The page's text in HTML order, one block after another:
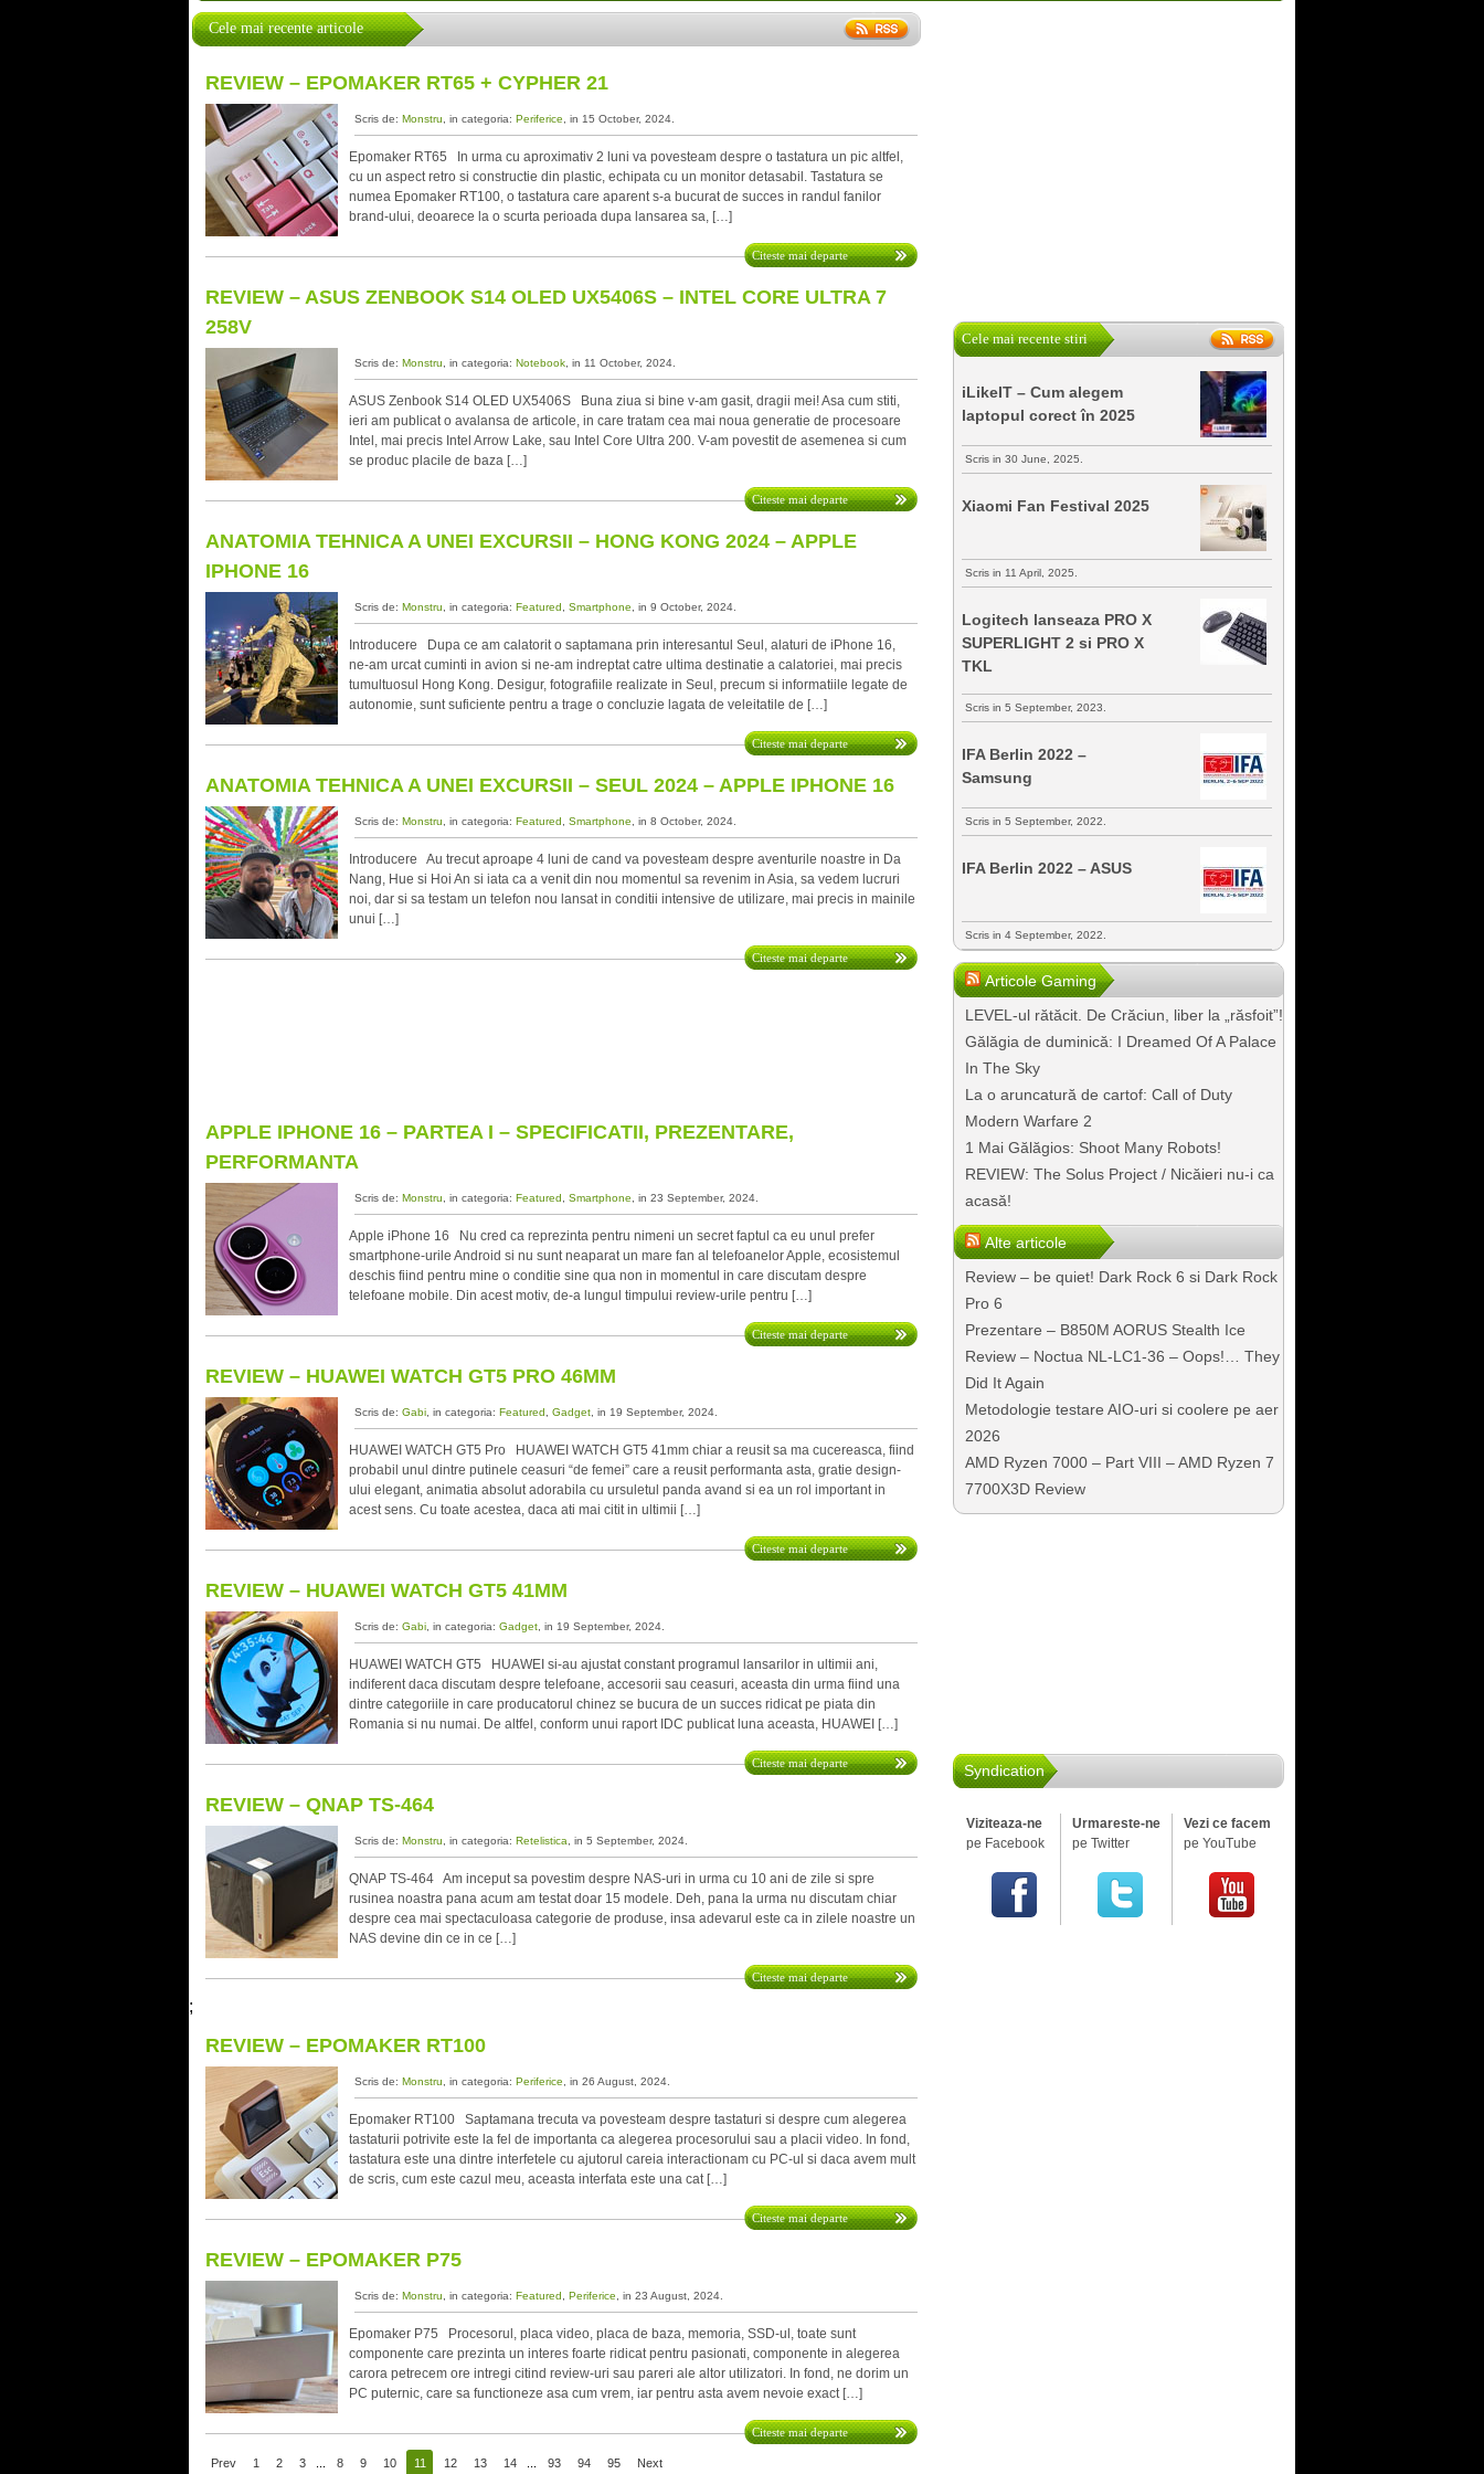
Cele mai recente articole
REVIEW – EPOMAKER RT65 + CYPHER 21
Scris de: Monstru , in categoria: Periferice , in 15 October, 2024.
Epomaker RT65 In urma cu aproximativ 2 luni va povesteam despre o tastatura un pic altfel,
cu un aspect retro si constructie din plastic, echipata cu un monitor detasabil. Tastatura se
numea Epomaker RT100, o tastatura care aparent s-a bucurat de succes in randul fanilor
brand-ului, deoarece la o scurta perioada dupa lansarea sa, […]
Citeste mai departe
REVIEW – ASUS ZENBOOK S14 OLED UX5406S – INTEL CORE ULTRA 7
258V
Scris de: Monstru , in categoria: Notebook , in 11 October, 2024.
ASUS Zenbook S14 OLED UX5406S Buna ziua si bine v-am gasit, dragii mei! Asa cum stiti,
ieri am publicat o avalansa de articole, in care tratam cea mai noua generatie de procesoare
Intel, mai precis Intel Arrow Lake, sau Intel Core Ultra 200. V-am povestit de asemenea si cum
se produc placile de baza […]
Citeste mai departe
ANATOMIA TEHNICA A UNEI EXCURSII – HONG KONG 2024 – APPLE
IPHONE 16
Scris de: Monstru , in categoria: Featured Smartphone , in 9 October, 2024.
Introducere Dupa ce am calatorit o saptamana prin interesantul Seul, alaturi de iPhone 16,
ne-am urcat cuminti in avion si ne-am indreptat catre ultima destinatie a calatoriei, mai precis
tumultuosul Hong Kong. Desigur, fotografiile realizate in Seul, precum si informatiile legate de
autonomie, sunt suficiente pentru a trage o concluzie lagata de veleitatile de […]
Citeste mai departe
ANATOMIA TEHNICA A UNEI EXCURSII – SEUL 2024 – APPLE IPHONE 16
Scris de: Monstru , in categoria: Featured Smartphone , in 8 October, 2024.
Introducere Au trecut aproape 4 luni de cand va povesteam despre aventurile noastre in Da
Nang, Hue si Hoi An si iata ca a venit din nou momentul sa revenim in Asia, sa vedem lucruri
noi, dar si sa testam un telefon nou lansat in conditii intensive de utilizare, mai precis in mainile
unui […]
Citeste mai departe
APPLE IPHONE 16 – PARTEA I – SPECIFICATII, PREZENTARE,
PERFORMANTA
Scris de: Monstru , in categoria: Featured Smartphone , in 23 September, 2024.
Apple iPhone 16 Nu cred ca reprezinta pentru nimeni un secret faptul ca eu unul prefer
smartphone-urile Android si nu sunt neaparat un mare fan al telefoanelor Apple, ecosistemul
deschis fiind pentru mine o conditie sine qua non in momentul in care discutam despre
telefoane mobile. Din acest motiv, de-a lungul timpului review-urile pentru […]
Citeste mai departe
REVIEW – HUAWEI WATCH GT5 PRO 46MM
Scris de: Gabi , in categoria: Featured Gadget , in 19 September, 2024.
HUAWEI WATCH GT5 Pro HUAWEI WATCH GT5 41mm chiar a reusit sa ma cucereasca, fiind
probabil unul dintre putinele ceasuri “de femei” care a reusit performanta asta, gratie design-
ului elegant, animatia absolut adorabila cu ursuletul panda avand si ea un rol important in
acest sens. Cu toate acestea, daca ati mai citit in ultimii […]
Citeste mai departe
REVIEW – HUAWEI WATCH GT5 41MM
Scris de: Gabi , in categoria: Gadget , in 19 September, 2024.
HUAWEI WATCH GT5 HUAWEI si-au ajustat constant programul lansarilor in ultimii ani,
indiferent daca discutam despre telefoane, accesorii sau ceasuri, aceasta din urma fiind una
dintre categoriile in care producatorul chinez se bucura de un succes ridicat pe piata din
Romania si nu numai. De altfel, conform unui raport IDC publicat luna aceasta, HUAWEI […]
Citeste mai departe
REVIEW – QNAP TS-464
Scris de: Monstru , in categoria: Retelistica , in 5 September, 2024.
QNAP TS-464 Am inceput sa povestim despre NAS-uri in urma cu 10 ani de zile si spre
rusinea noastra pana acum am testat doar 15 modele. Deh, pana la urma nu discutam chiar
despre cea mai spectaculoasa categorie de produse, insa adevarul este ca in zilele noastre un
NAS devine din ce in ce […]
Citeste mai departe
;
REVIEW – EPOMAKER RT100
Scris de: Monstru , in categoria: Periferice , in 26 August, 2024.
Epomaker RT100 Saptamana trecuta va povesteam despre tastaturi si despre cum alegerea
tastaturii potrivite este la fel de importanta ca alegerea procesorului sau a placii video. In fond,
tastatura este una dintre interfetele cu ajutorul careia interactionam cu PC-ul si daca avem mult
de scris, cum este cazul meu, aceasta interfata este una cat […]
Citeste mai departe
REVIEW – EPOMAKER P75
Scris de: Monstru , in categoria: Featured Periferice , in 23 August, 2024.
Epomaker P75 Procesorul, placa video, placa de baza, memoria, SSD-ul, toate sunt
componente care prezinta un interes foarte ridicat pentru pasionati, componente in alegerea
carora petrecem ore intregi citind review-uri sau pareri ale altor utilizatori. In fond, ne dorim un
PC puternic, care sa functioneze asa cum vrem, iar pentru asta avem nevoie exact […]
Citeste mai departe
Prev 1 2 3 8 9 10 11 12 13 14 93 94 95 Next
Cele mai recente stiri
iLikeIT – Cum alegem
laptopul corect în 2025
Scris in 30 June, 2025.
Xiaomi Fan Festival 2025
Scris in 11 April, 2025.
Logitech lanseaza PRO X
SUPERLIGHT 2 si PRO X
TKL
Scris in 5 September, 2023.
IFA Berlin 2022 –
Samsung
Scris in 5 September, 2022.
IFA Berlin 2022 – ASUS
Scris in 4 September, 2022.
Articole Gaming
LEVEL-ul rătăcit. De Crăciun, liber la „răsfoit”!
Gălăgia de duminică: I Dreamed Of A Palace
In The Sky
La o aruncatură de cartof: Call of Duty
Modern Warfare 2
1 Mai Gălăgios: Shoot Many Robots!
REVIEW: The Solus Project / Nicăieri nu-i ca
acasă!
Alte articole
Review – be quiet! Dark Rock 6 si Dark Rock
Pro 6
Prezentare – B850M AORUS Stealth Ice
Review – Noctua NL-LC1-36 – Oops!… They
Did It Again
Metodologie testare AIO-uri si coolere pe aer
2026
AMD Ryzen 7000 – Part VIII – AMD Ryzen 7
7700X3D Review
Syndication
Viziteaza-ne
pe Facebook
Urmareste-ne
pe Twitter
Vezi ce facem
pe YouTube